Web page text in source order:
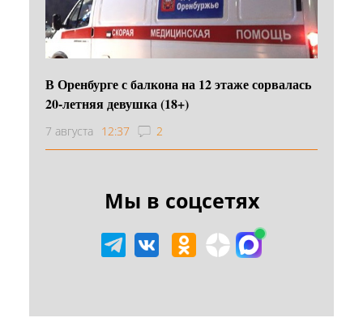
В Оренбурге с балкона на 12 этаже сорвалась
20-летняя девушка (18+)
7 августа 12:37 2
Мы в соцсетях